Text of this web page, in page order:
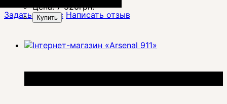
Цена:7 520грн.
Купить
Задать вопрос Написать отзыв